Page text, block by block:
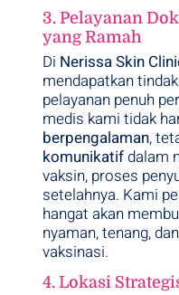
3. Pelayanan
yang Ramah
Di Nerissa Skin
mendapatkan
pelayanan penuh
medis kami tidak
berpengalaman,
komunikatifdalam
vaksin, proses
setelahnya. Kami
hangat akan
nyaman, tenang,
vaksinasi.
4. Lokasi